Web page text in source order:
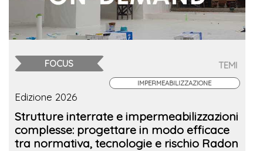
FOCUS TEMI
IMPERMEABILIZZAZIONE
Edizione 2026
Strutture interrate e impermeabilizzazioni
complesse: progettare in modo efficace
tra normativa, tecnologie e rischio Radon